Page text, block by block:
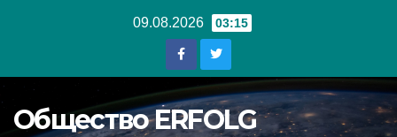
09.08.2026 03:15
Общество ERFOLG